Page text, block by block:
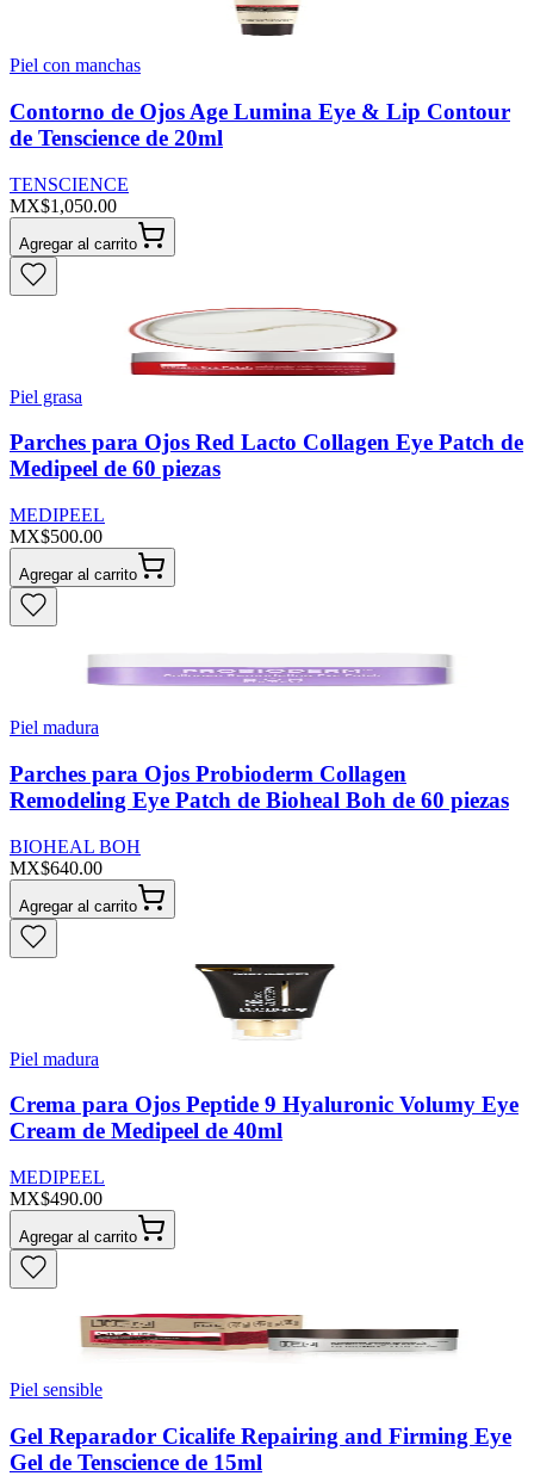
Piel con manchas
Contorno de Ojos Age Lumina Eye & Lip Contour
de Tenscience de 20ml
TENSCIENCE
MX$1,050.00
Agregar al carrito
Piel grasa
Parches para Ojos Red Lacto Collagen Eye Patch de
Medipeel de 60 piezas
MEDIPEEL
MX$500.00
Agregar al carrito
Piel madura
Parches para Ojos Probioderm Collagen
Remodeling Eye Patch de Bioheal Boh de 60 piezas
BIOHEAL BOH
MX$640.00
Agregar al carrito
Piel madura
Crema para Ojos Peptide 9 Hyaluronic Volumy Eye
Cream de Medipeel de 40ml
MEDIPEEL
MX$490.00
Agregar al carrito
Piel sensible
Gel Reparador Cicalife Repairing and Firming Eye
Gel de Tenscience de 15ml